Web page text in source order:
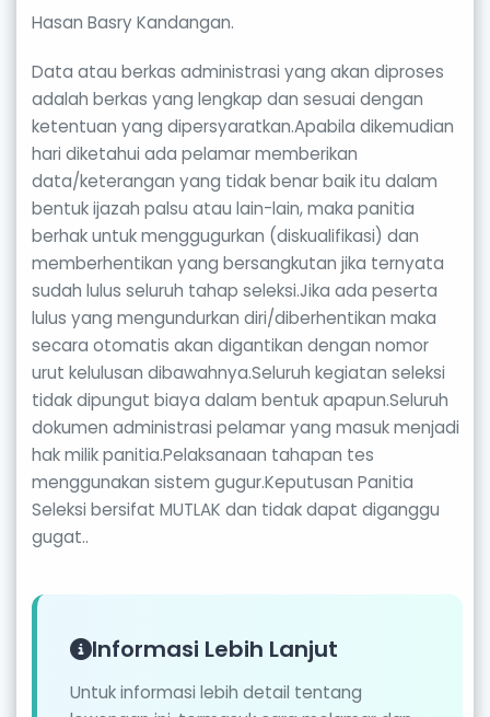
Hasan Basry Kandangan.
Data atau berkas administrasi yang akan diproses
adalah berkas yang lengkap dan sesuai dengan
ketentuan yang dipersyaratkan.Apabila dikemudian
hari diketahui ada pelamar memberikan
data/keterangan yang tidak benar baik itu dalam
bentuk ijazah palsu atau lain-lain, maka panitia
berhak untuk menggugurkan (diskualifikasi) dan
memberhentikan yang bersangkutan jika ternyata
sudah lulus seluruh tahap seleksi.Jika ada peserta
lulus yang mengundurkan diri/diberhentikan maka
secara otomatis akan digantikan dengan nomor
urut kelulusan dibawahnya.Seluruh kegiatan seleksi
tidak dipungut biaya dalam bentuk apapun.Seluruh
dokumen administrasi pelamar yang masuk menjadi
hak milik panitia.Pelaksanaan tahapan tes
menggunakan sistem gugur.Keputusan Panitia
Seleksi bersifat MUTLAK dan tidak dapat diganggu
gugat..
Informasi Lebih Lanjut
Untuk informasi lebih detail tentang